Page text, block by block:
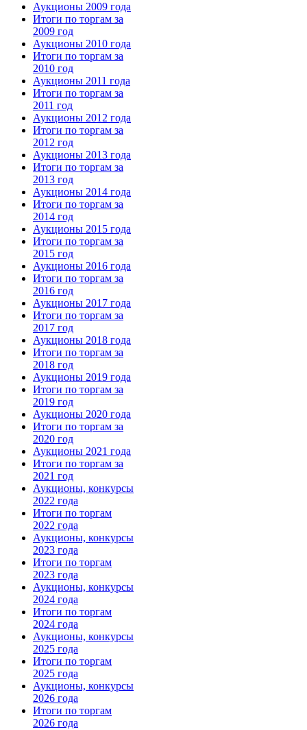
Аукционы 2009 года
Итоги по торгам за
2009 год
Аукционы 2010 года
Итоги по торгам за
2010 год
Аукционы 2011 года
Итоги по торгам за
2011 год
Аукционы 2012 года
Итоги по торгам за
2012 год
Аукционы 2013 года
Итоги по торгам за
2013 год
Аукционы 2014 года
Итоги по торгам за
2014 год
Аукционы 2015 года
Итоги по торгам за
2015 год
Аукционы 2016 года
Итоги по торгам за
2016 год
Аукционы 2017 года
Итоги по торгам за
2017 год
Аукционы 2018 года
Итоги по торгам за
2018 год
Аукционы 2019 года
Итоги по торгам за
2019 год
Аукционы 2020 года
Итоги по торгам за
2020 год
Аукционы 2021 года
Итоги по торгам за
2021 год
Аукционы, конкурсы
2022 года
Итоги по торгам
2022 года
Аукционы, конкурсы
2023 года
Итоги по торгам
2023 года
Аукционы, конкурсы
2024 года
Итоги по торгам
2024 года
Аукционы, конкурсы
2025 года
Итоги по торгам
2025 года
Аукционы, конкурсы
2026 года
Итоги по торгам
2026 года